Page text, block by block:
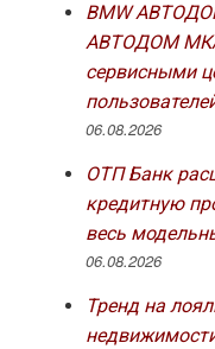
BMW
АВТОДОМ
сервисными
06.08.2026
ОТП Банк
кредитную
весь
06.08.2026
Тренд на